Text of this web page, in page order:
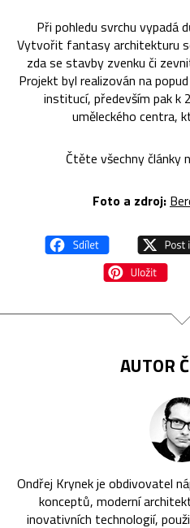
Při pohledu svrchu vypadá
Vytvořit fantasy architekturu
zda se stavby zvenku či
Projekt byl realizován na
institucí, především pak k
uměleckého centra,
Čtěte všechny články
Foto a zdroj:
AUTOR
Ondřej Krynek je obdivovatel
konceptů, moderní
inovativních technologií,